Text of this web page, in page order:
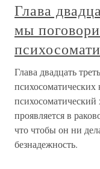
Глава
мы
Глава двадцать
психосоматических
психосоматический
проявляется в
что чтобы он ни
безнадежность.